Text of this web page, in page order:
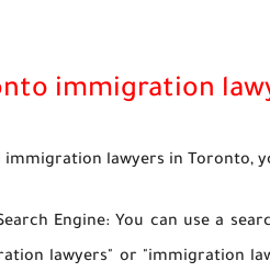
immigration
immigration lawyers in Toronto,
Engine: You can use a
lawyers" or "immigration